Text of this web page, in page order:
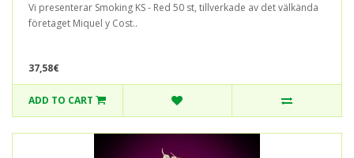
Vi presenterar Smoking KS - Red 50 st, tillverkade av det välkända
företaget Miquel y Cost..
37,58€
ADD TO CART